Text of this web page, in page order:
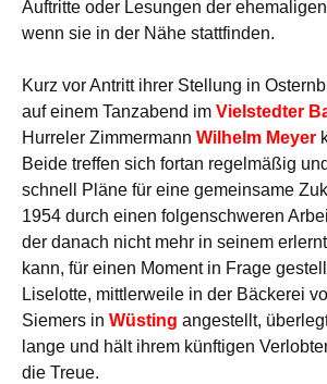
Auftritte oder Lesungen der
wenn sie in der Nähe stattfinden.
Kurz vor Antritt ihrer Stellung in
auf einem Tanzabend im Vielstedter
Hurreler Zimmermann Wilhelm Meyer
Beide treffen sich fortan regelmäßig
schnell Pläne für eine gemeinsame
1954 durch einen folgenschweren
der danach nicht mehr in seinem
kann, für einen Moment in Frage
Liselotte, mittlerweile in der Bäckerei
Siemers in Wüsting angestellt,
lange und hält ihrem künftigen
die Treue.